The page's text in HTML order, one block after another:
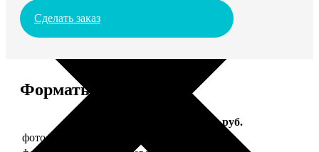
Сделать заказ
Форматы и цены
Цена, руб.
фото 20х30 в деревянной рамке